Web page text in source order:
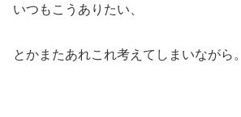
いつもこうありたい、
とかまたあれこれ考えてしまいながら。